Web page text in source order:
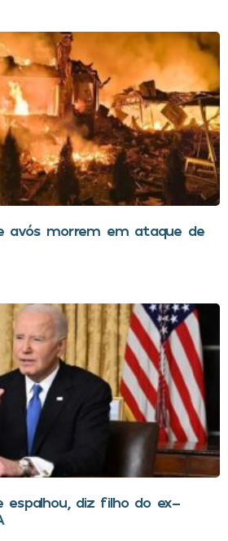
avós morrem em ataque de
espalhou, diz filho do ex-